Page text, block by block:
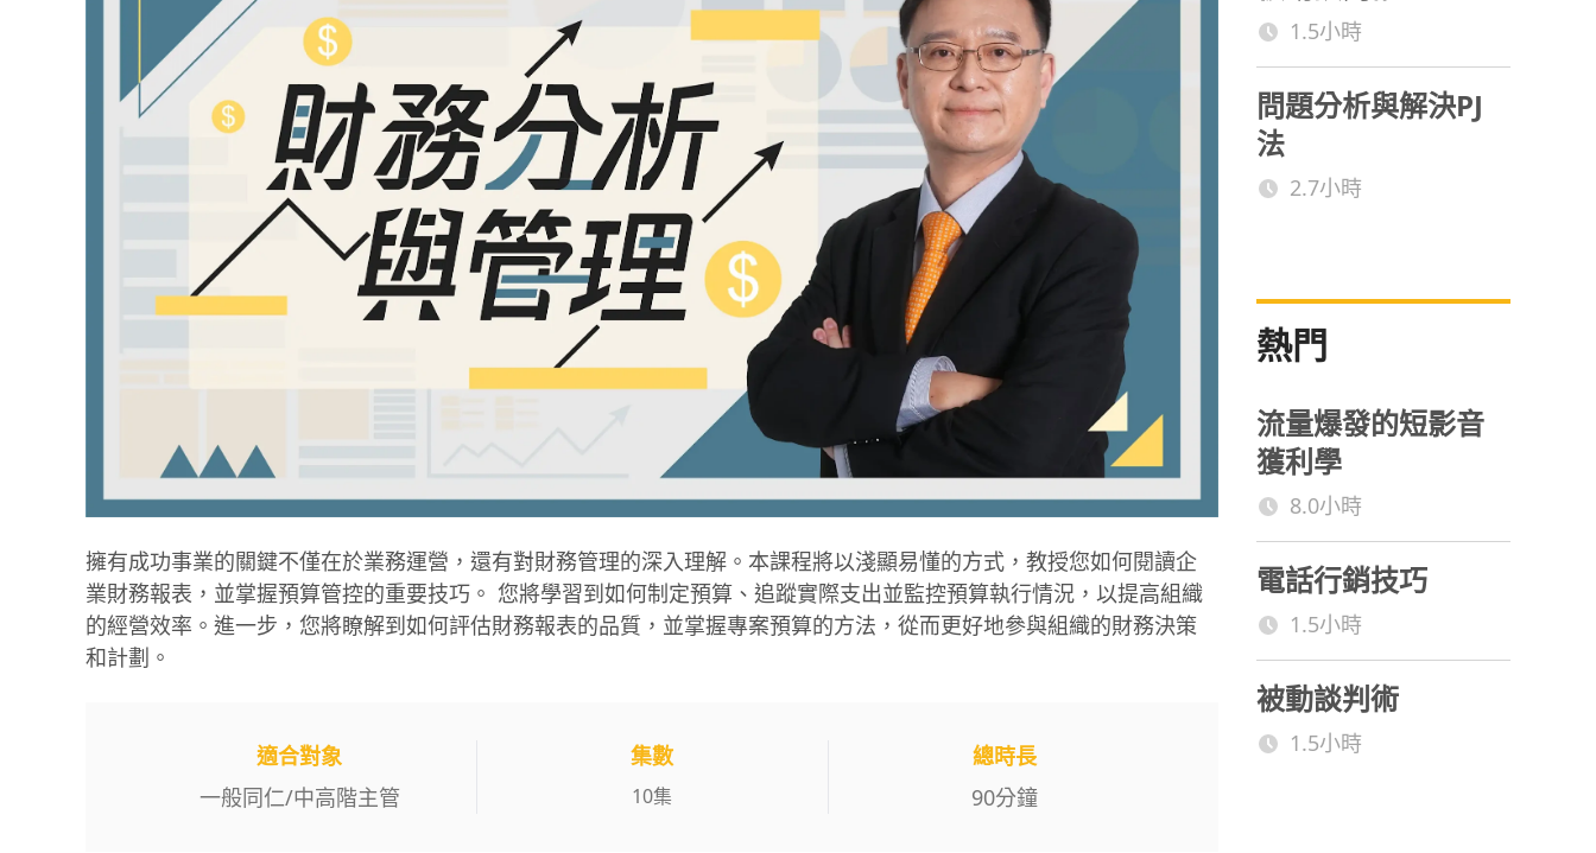
擁有成功事業的關鍵不僅在於業務運營，還有對財務管理的深入理解。本課程將以淺顯易懂的方式，教授您如何閱讀企
業財務報表，並掌握預算管控的重要技巧。 您將學習到如何制定預算、追蹤實際支出並監控預算執行情況，以提高組織
的經營效率。進一步，您將瞭解到如何評估財務報表的品質，並掌握專案預算的方法，從而更好地參與組織的財務決策
和計劃。
適合對象
一般同仁/中高階主管
集數
10集
總時長
90分鐘
1.5小時
問題分析與解決PJ
法
2.7小時
熱門
流量爆發的短影音
獲利學
8.0小時
電話行銷技巧
1.5小時
被動談判術
1.5小時